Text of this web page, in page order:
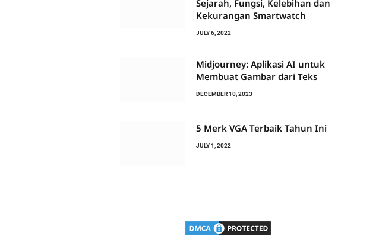
Sejarah, Fungsi, Kelebihan dan
Kekurangan Smartwatch
JULY 6, 2022
Midjourney: Aplikasi AI untuk
Membuat Gambar dari Teks
DECEMBER 10, 2023
5 Merk VGA Terbaik Tahun Ini
JULY 1, 2022